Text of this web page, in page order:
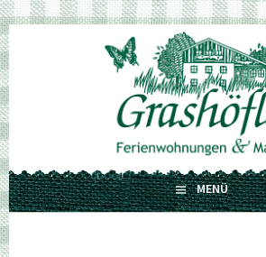
Springe
zum
Inhalt
GRASHÖFLE
FERIENWOHNUNGEN UND MARKT
MENÜ